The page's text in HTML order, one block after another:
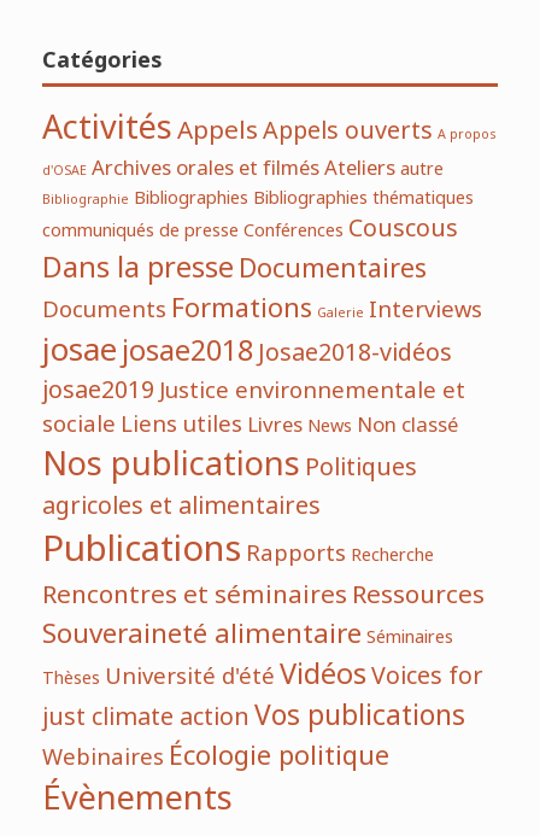
Catégories
ActivitésAppelsAppels ouverts A propos
d'OSAEArchives orales et filmésAteliersautre
Bibliographie BibliographiesBibliographies thématiques
communiqués de presseConférencesCouscous
Dans la presseDocumentaires
DocumentsFormations Galerie Interviews
josaejosae2018Josae2018-vidéos
josae2019Justice environnementale et
socialeLiens utiles LivresNews Non classé
Nos publicationsPolitiques
agricoles et alimentaires
PublicationsRapportsRecherche
Rencontres et séminairesRessources
Souveraineté alimentaireSéminaires
Thèses Université d'étéVidéosVoices for
just climate actionVos publications
WebinairesÉcologie politique
Évènements